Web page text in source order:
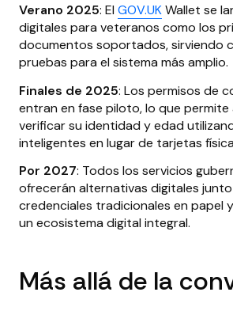
Verano 2025: El GOV.UKWallet se
digitales para veteranos como los
documentos soportados, sirviendo
pruebas para el sistema más amplio.
Finales de 2025: Los permisos de
entran en fase piloto, lo que permite
verificar su identidad y edad
inteligentes en lugar de tarjetas
Por 2027: Todos los servicios
ofrecerán alternativas digitales
credenciales tradicionales en papel
un ecosistema digital integral.
Más allá de la